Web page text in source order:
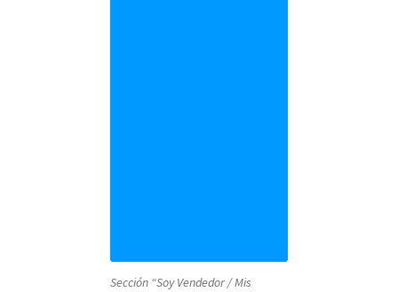
Sección “Soy Vendedor / Mis